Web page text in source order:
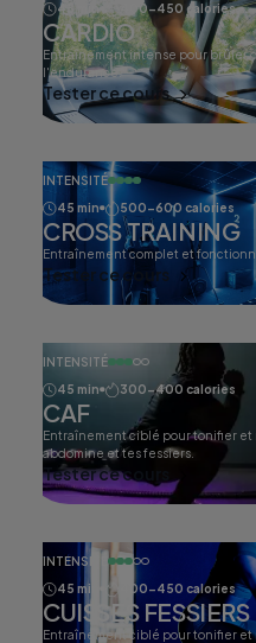
45 min
400-450 calories
CARDIO
Entraînement intense pour brûler
l'endurance.
Tester ce cours
INTENSITÉ
45 min
500-600 calories
CROSS TRAINING
Entraînement complet et
Tester ce cours
INTENSITÉ
45 min
300-400 calories
CAF
Entraînement ciblé pour tonifier
abdomine et tes fessiers.
Tester ce cours
INTENSITÉ
45 min
400-450 calories
CUISSES FESSIERS
Entraînement ciblé pour tonifier et